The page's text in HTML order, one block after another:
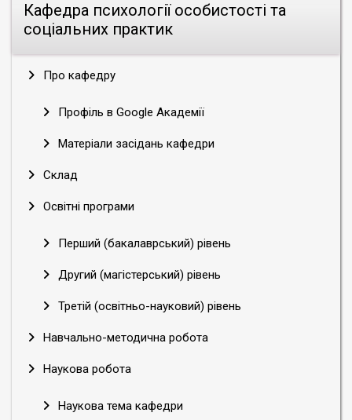
Кафедра психології особистості та
соціальних практик
Про кафедру
Профіль в Google Академії
Матеріали засідань кафедри
Склад
Освітні програми
Перший (бакалаврський) рівень
Другий (магістерський) рівень
Третій (освітньо-науковий) рівень
Навчально-методична робота
Наукова робота
Наукова тема кафедри